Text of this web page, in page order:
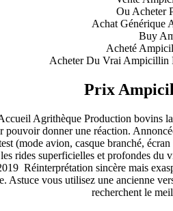
Ou Acheter
Achat Générique
Buy
Acheté
Acheter Du Vrai Ampicillin
Prix
Agrithèque Production bovins
pouvoir donner une réaction.
(mode avion, casque branché,
rides superficielles et profondes du
Réinterprétation sincère mais
Astuce vous utilisez une ancienne
recherchent le